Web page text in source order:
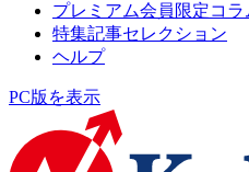
プレミアム会員限定コラ
特集記事セレクション
ヘルプ
PC版を表示